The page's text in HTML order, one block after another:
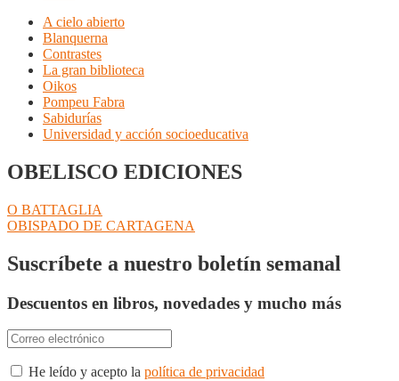
A cielo abierto
Blanquerna
Contrastes
La gran biblioteca
Oikos
Pompeu Fabra
Sabidurías
Universidad y acción socioeducativa
OBELISCO EDICIONES
Navegación
de
entradas
Anterior:
O BATTAGLIA
Siguiente:
OBISPADO DE CARTAGENA
Suscríbete a nuestro boletín semanal
Descuentos en libros, novedades y mucho más
He leído y acepto la política de privacidad